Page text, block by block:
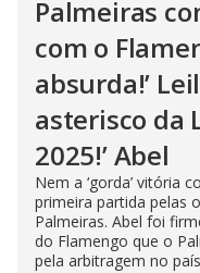
Palmeiras
com o
absurda!’
asterisco da
2025!’ Abel
Nem a ‘gorda’ vitória
primeira partida pelas
Palmeiras. Abel foi
do Flamengo que o
pela arbitragem no